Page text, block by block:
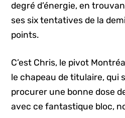
degré d’énergie, en
ses six tentatives de la
points.
C’est Chris, le pivot
le chapeau de titulaire, qui
procurer une bonne dose
avec ce fantastique bloc,